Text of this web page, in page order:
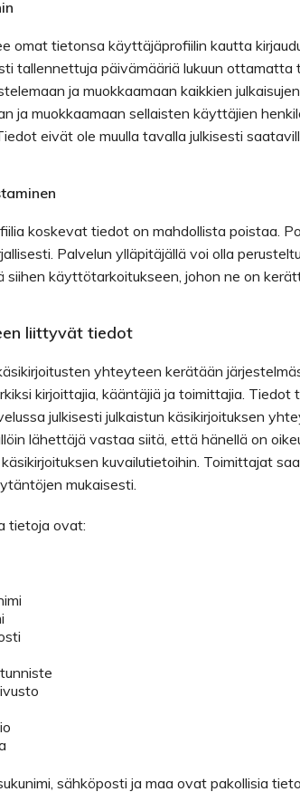
omat tietonsa käyttäjäprofiilin kautta
tallennettuja päivämääriä lukuun
ja muokkaamaan kaikkien
ja muokkaamaan sellaisten käyttäjien
eivät ole muulla tavalla julkisesti
koskevat tiedot on mahdollista poistaa.
Palvelun ylläpitäjällä voi olla
siihen käyttötarkoitukseen, johon ne on
liittyvät tiedot
yhteyteen kerätään
kirjoittajia, kääntäjiä ja toimittajia.
julkisesti julkaistun käsikirjoituksen
lähettäjä vastaa siitä, että hänellä on
kuvailutietoihin. Toimittajat
mukaisesti.
tietoja ovat:
sähköposti ja maa ovat pakollisia